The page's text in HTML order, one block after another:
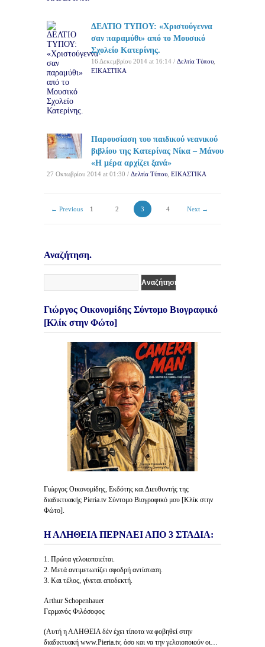
ΔΕΛΤΙΟ ΤΥΠΟΥ: «Χριστούγεννα
σαν παραμύθι» από το Μουσικό
Σχολείο Κατερίνης.
16 Δεκεμβρίου 2014 at 16:14 / Δελτία Τύπου
ΕΙΚΑΣΤΙΚΑ
Παρουσίαση του παιδικού νεανικού
βιβλίου της Κατερίνας Νίκα – Μάνου
«Η μέρα αρχίζει ξανά»
27 Οκτωβρίου 2014 at 01:30 / Δελτία Τύπου ΕΙΚΑΣΤΙΚΑ
← Previous 1 2 3 4 Next →
Αναζήτηση.
Γιώργος Οικονομίδης Σύντομο Βιογραφικό
[Κλίκ στην Φώτο]
Γιώργος Οικονομίδης, Εκδότης και Διευθυντής της
διαδικτυακής Pieria.tv Σύντομο Βιογραφικό μου [Κλίκ στην
Φώτο].
Η ΑΛΗΘΕΙΑ ΠΕΡΝΑΕΙ ΑΠΟ 3 ΣΤΑΔΙΑ:
1. Πρώτα γελοιοποιείται.
2. Μετά αντιμετωπίζει σφοδρή αντίσταση.
3. Και τέλος, γίνεται αποδεκτή.
Arthur Schopenhauer
Γερμανός Φιλόσοφος
(Αυτή η ΑΛΗΘΕΙΑ δέν έχει τίποτα να φοβηθεί στην
διαδικτυακή www.Pieria.tv, όσο και να την γελοιοποιούν οι…